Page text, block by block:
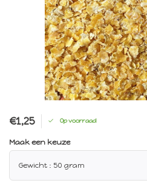
€1,25 Op voorraad
Maak een keuze
Gewicht : 50 gram